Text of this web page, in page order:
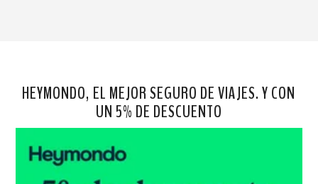
HEYMONDO, EL MEJOR SEGURO DE VIAJES. Y CON
UN 5% DE DESCUENTO